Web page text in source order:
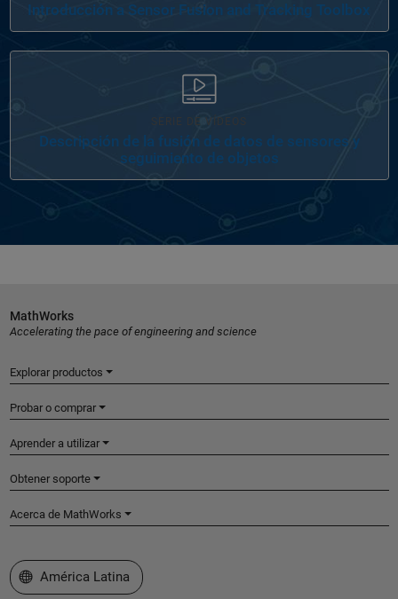
Introducción a Sensor Fusion and Tracking Toolbox
SERIE DE VÍDEOS
Descripción de la fusión de datos de sensores y
seguimiento de objetos
MathWorks
Accelerating the pace of engineering and science
Explorar productos
Probar o comprar
Aprender a utilizar
Obtener soporte
Acerca de MathWorks
Seleccione un país/idioma
América Latina